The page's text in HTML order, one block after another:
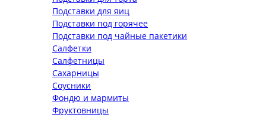
Подставки для яиц
Подставки под горячее
Подставки под чайные пакетики
Салфетки
Салфетницы
Сахарницы
Соусники
Фондю и мармиты
Фруктовницы